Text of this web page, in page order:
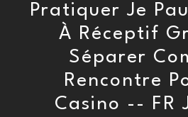
Pratiquer Je
À Réceptif
Séparer
Rencontre
Casino -- FR